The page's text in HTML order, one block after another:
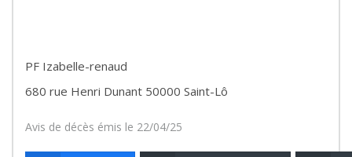
PF Izabelle-renaud
680 rue Henri Dunant 50000 Saint-Lô
Avis de décès émis le 22/04/25